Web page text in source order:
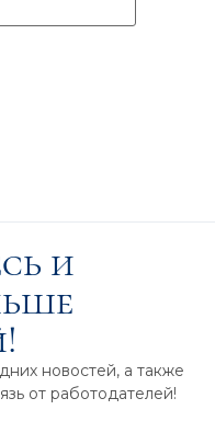
и
новостей, а также
от работодателей!